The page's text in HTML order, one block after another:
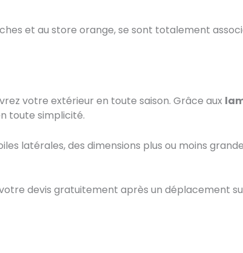
et au store orange, se sont totalement
votre extérieur en toute saison. Grâce aux
toute simplicité.
latérales, des dimensions plus ou moins
devis gratuitement après un déplacement